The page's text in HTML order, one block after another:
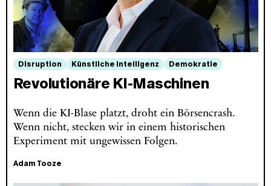
Disruption Künstliche Intelligenz Demokratie
Revolutionäre KI-Maschinen
Wenn die KI-Blase platzt, droht ein Börsencrash.
Wenn nicht, stecken wir in einem historischen
Experiment mit ungewissen Folgen.
Adam Tooze